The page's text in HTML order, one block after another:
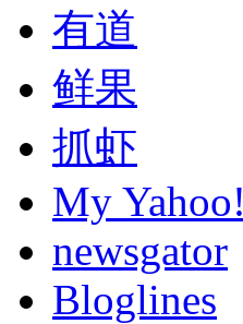
有道
鲜果
抓虾
My Yahoo!
newsgator
Bloglines